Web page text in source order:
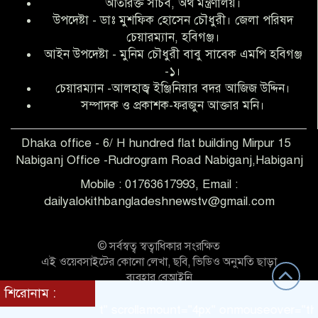
আব্দুল হক তালুকদার ফাউন্ডেশন মানবতার
শিকড় ছুঁই ছুঁই,ফরজুন আক্তার মনি
সিলেট রেঞ্জের শ্রেষ্ঠ ওসি নির্বাচিত হলেন
নবীগঞ্জ থানার ওসি মোনায়েম
‎নবীগঞ্জে এক সাজাপ্রাপ্ত পলাতক আসামি
শিশু ধর্ষণের অভিযোগে অভিযুক্ত গ্রেফতার ১
অতিরিক্ত সচিব, অর্থ মন্ত্রণালয়।
উপদেষ্টা - ডাঃ মুশফিক হোসেন চৌধুরী। জেলা পরিষদ
চেয়ারম্যান, হবিগঞ্জ।
আইন উপদেষ্টা - মুনিম চৌধুরী বাবু সাবেক এমপি হবিগঞ্জ
-১।
চেয়ারম্যান -আলহাজ্ব ইঞ্জিনিয়ার বদর আজিজ উদ্দিন।
সম্পাদক ও প্রকাশক-ফরজুন আক্তার মনি।
Dhaka office - 6/ H hundred flat building Mirpur 15
Nabiganj Office -Rudrogram Road Nabiganj,Habiganj
Mobile : 01763617993, Email :
dailyalokithbangladeshnewstv@gmail.com
শিরোনাম :
= "left" scrollamount="4px"
© সর্বস্বত্ব স্বত্বাধিকার সংরক্ষিত
এই ওয়েবসাইটের কোনো লেখা, ছবি, ভিডিও অনুমতি ছাড়া
ব্যবহার বেআইনি